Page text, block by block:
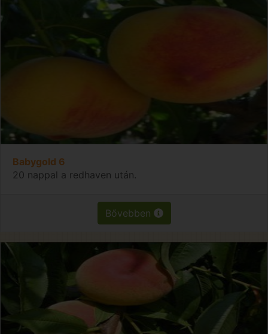
Babygold 6
20 nappal a redhaven után.
Bővebben